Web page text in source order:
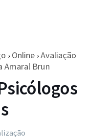
› Online › Avaliação
Amaral Brun